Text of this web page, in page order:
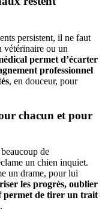
persistent, il ne faut
vétérinaire ou un
permet d’écarter
professionnel
, en douceur, pour
chacun et pour
de
un chien inquiet.
un drame, pour lui
les progrès, oublier
permet de tirer un trait
.